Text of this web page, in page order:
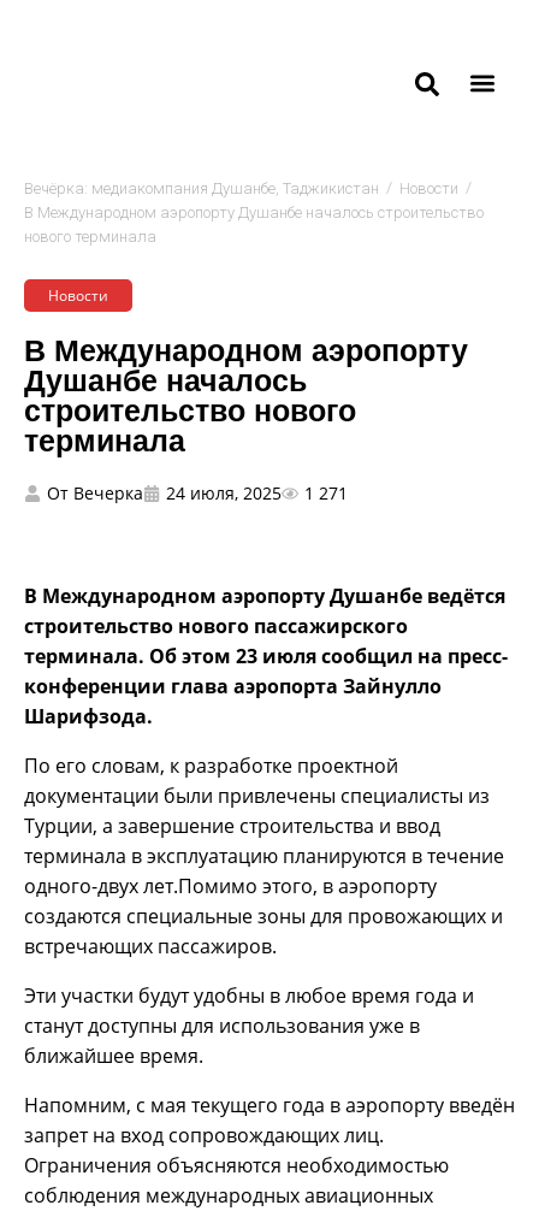
Вечёрка: медиакомпания Душанбе, Таджикистан / Новости /
В Международном аэропорту Душанбе началось строительство
нового терминала
Новости
В Международном аэропорту
Душанбе началось
строительство нового
терминала
От Вечерка 24 июля, 2025 1 271
В Международном аэропорту Душанбе ведётся
строительство нового пассажирского
терминала. Об этом 23 июля сообщил на пресс-
конференции глава аэропорта Зайнулло
Шарифзода.
По его словам, к разработке проектной
документации были привлечены специалисты из
Турции, а завершение строительства и ввод
терминала в эксплуатацию планируются в течение
одного-двух лет.Помимо этого, в аэропорту
создаются специальные зоны для провожающих и
встречающих пассажиров.
Эти участки будут удобны в любое время года и
станут доступны для использования уже в
ближайшее время.
Напомним, с мая текущего года в аэропорту введён
запрет на вход сопровождающих лиц.
Ограничения объясняются необходимостью
соблюдения международных авиационных